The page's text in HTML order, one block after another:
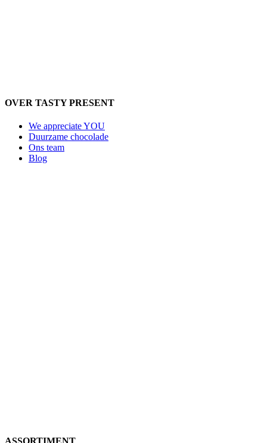
OVER TASTY PRESENT
We appreciate YOU
Duurzame chocolade
Ons team
Blog